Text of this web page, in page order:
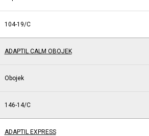
104-19/C
ADAPTIL CALM OBOJEK
Obojek
146-14/C
ADAPTIL EXPRESS